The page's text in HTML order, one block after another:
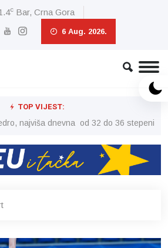
c Bar, Crna Gora
6 Aug. 2026.
TOP VIJEST:
najviša dnevna od 32 do 36 stepeni